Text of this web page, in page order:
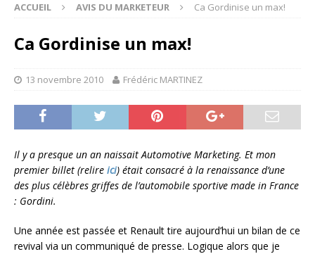
ACCUEIL AVIS DU MARKETEUR Ca Gordinise un max!
Ca Gordinise un max!
13 novembre 2010 Frédéric MARTINEZ
Il y a presque un an naissait Automotive Marketing. Et mon
premier billet (relire ici) était consacré à la renaissance d’une
des plus célèbres griffes de l’automobile sportive made in France
: Gordini.
Une année est passée et Renault tire aujourd’hui un bilan de ce
revival via un communiqué de presse. Logique alors que je